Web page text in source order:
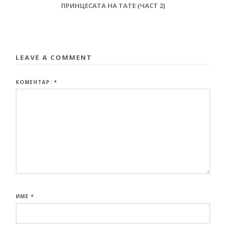
ПРИНЦЕСАТА НА ТАТЕ (ЧАСТ 2)
LEAVE A COMMENT
КОМЕНТАР:*
ИМЕ*